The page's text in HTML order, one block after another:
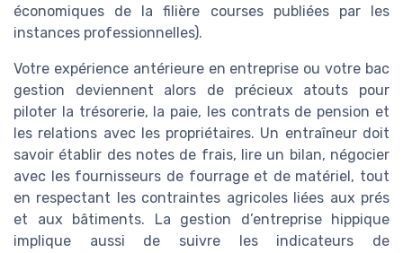
économiques de la filière courses publiées par les
instances professionnelles).
Votre expérience antérieure en entreprise ou votre bac
gestion deviennent alors de précieux atouts pour
piloter la trésorerie, la paie, les contrats de pension et
les relations avec les propriétaires. Un entraîneur doit
savoir établir des notes de frais, lire un bilan, négocier
avec les fournisseurs de fourrage et de matériel, tout
en respectant les contraintes agricoles liées aux prés
et aux bâtiments. La gestion d’entreprise hippique
implique aussi de suivre les indicateurs de